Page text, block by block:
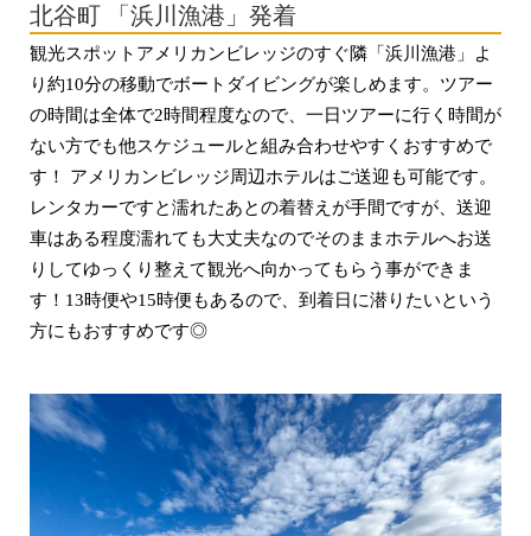
北谷町 「浜川漁港」発着
観光スポットアメリカンビレッジのすぐ隣「浜川漁港」よ
り約10分の移動でボートダイビングが楽しめます。ツアー
の時間は全体で2時間程度なので、一日ツアーに行く時間が
ない方でも他スケジュールと組み合わせやすくおすすめで
す！ アメリカンビレッジ周辺ホテルはご送迎も可能です。
レンタカーですと濡れたあとの着替えが手間ですが、送迎
車はある程度濡れても大丈夫なのでそのままホテルへお送
りしてゆっくり整えて観光へ向かってもらう事ができま
す！13時便や15時便もあるので、 到着日に潜りたいという
方にもおすすめです◎